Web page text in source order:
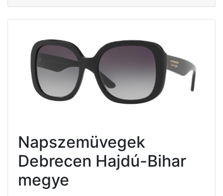
Napszemüvegek
Debrecen Hajdú-Bihar
megye